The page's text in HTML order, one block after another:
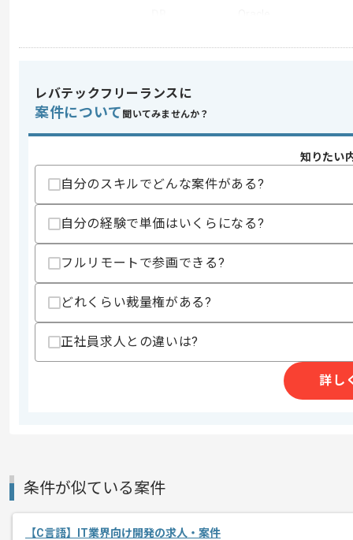
業務内容
担当領域/システ
ム
スキル
求めるスキル
・C言語を用いた開発経験
・シェルを用いた開発経験
・Linux環境での開発経験
・既存ソースコードの読み込みおよび解
歓迎スキル
・Github Copilotを用いた開発スキル
上記に似た経験やスキルをお持ちであれば
その他募集要項
募集人数
作業開始日
2026/07/01
レバテックフリーランスに
案件について 聞いてみませんか？
知りたい
自分のスキルでどんな案件がある?
自分の経験で単価はいくらになる?
フルリモートで参画できる?
どれくらい裁量権がある?
正社員求人との違いは?
詳し
条件が似ている案件
【C言語】IT業界向け開発の求人・案件